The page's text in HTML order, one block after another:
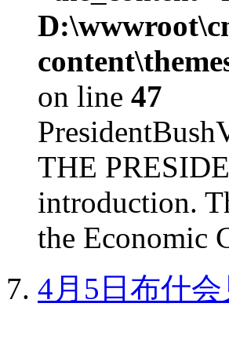
on line 47
THE
introduction.
the Economic
4月5日布什